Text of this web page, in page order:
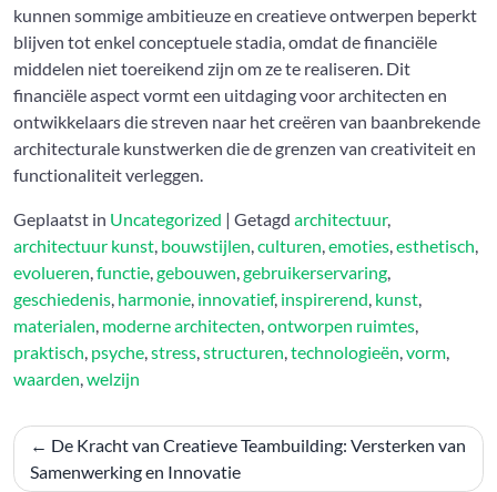
kunnen sommige ambitieuze en creatieve ontwerpen beperkt
blijven tot enkel conceptuele stadia, omdat de financiële
middelen niet toereikend zijn om ze te realiseren. Dit
financiële aspect vormt een uitdaging voor architecten en
ontwikkelaars die streven naar het creëren van baanbrekende
architecturale kunstwerken die de grenzen van creativiteit en
functionaliteit verleggen.
Geplaatst in Uncategorized | Getagd architectuur,
architectuur kunst, bouwstijlen,culturen,emoties,esthetisch,
evolueren,functie,gebouwen,gebruikerservaring,
geschiedenis, harmonie, innovatief, inspirerend, kunst,
materialen, moderne architecten,ontworpen ruimtes,
praktisch, psyche,stress,structuren,technologieën,vorm,
waarden,welzijn
Bericht
navigatie
De Kracht van Creatieve Teambuilding: Versterken van
Samenwerking en Innovatie